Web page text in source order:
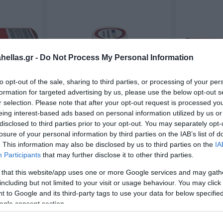
- Do Not Process My Personal Information
opt-out of the sale, sharing to third parties, or processing of your
for targeted advertising by us, please use the below opt-out
selection. Please note that after your opt-out request is processed
interest-based ads based on personal information utilized by us
to third parties prior to your opt-out. You may separately
of your personal information by third parties on the IAB’s list of
This information may also be disclosed by us to third parties on the
Participants that may further disclose it to other third parties.
that this website/app uses one or more Google services and may
but not limited to your visit or usage behaviour. You may
to Google and its third-party tags to use your data for below
consent section.
150ml Decoupage Κόλλα
OP-G-001
19gr
1197019